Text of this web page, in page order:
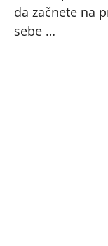
da začnete na
sebe …